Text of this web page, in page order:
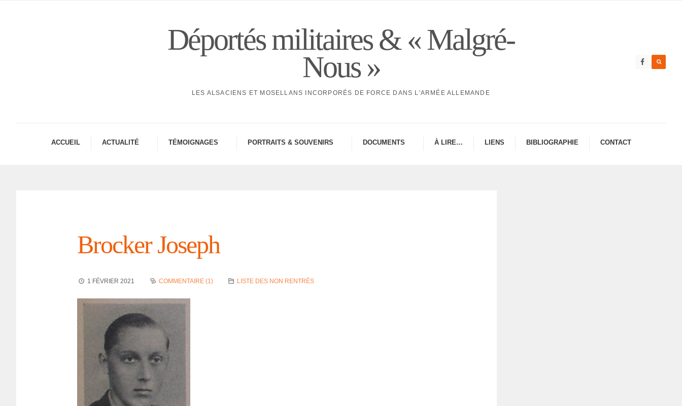
Déportés militaires & « Malgré-
Nous »
LES ALSACIENS ET MOSELLANS INCORPORÉS DE FORCE DANS L'ARMÉE ALLEMANDE
ACCUEIL ACTUA­LITÉ TÉMOI­GNAGES PORTRAITS & SOUVE­NIRS DOCU­MENTS À LIRE… LIENS BIBLIO­GRA­PHIE CONTAC­­T
Brocker Joseph
1 FÉVRIER 2021 COMMENTAIRE (1) LISTE DES NON RENTRÉS